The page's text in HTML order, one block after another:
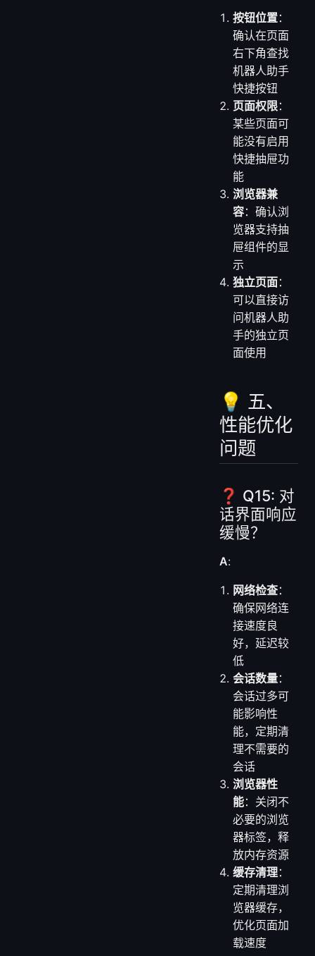
按钮位置：
确认在页面
右下角查找
机器人助手
快捷按钮
页面权限：
某些页面可
能没有启用
快捷抽屉功
能
浏览器兼
容：确认浏
览器支持抽
屉组件的显
示
独立页面：
可以直接访
问机器人助
手的独立页
面使用
💡 五、
性能优化
问题
❓ Q15: 对
话界面响应
缓慢？
A:
网络检查：
确保网络连
接速度良
好，延迟较
低
会话数量：
会话过多可
能影响性
能，定期清
理不需要的
会话
浏览器性
能：关闭不
必要的浏览
器标签，释
放内存资源
缓存清理：
定期清理浏
览器缓存，
优化页面加
载速度